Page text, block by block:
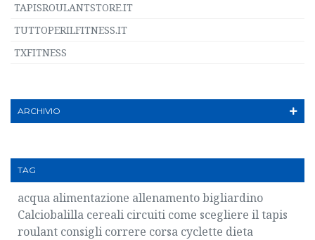
TAPISROULANTSTORE.IT
TUTTOPERILFITNESS.IT
TXFITNESS
ARCHIVIO
TAG
acqua alimentazione allenamentobigliardino
Calciobalilla cereali circuiti come scegliere il tapis
roulant consigli correre corsa cyclette dieta